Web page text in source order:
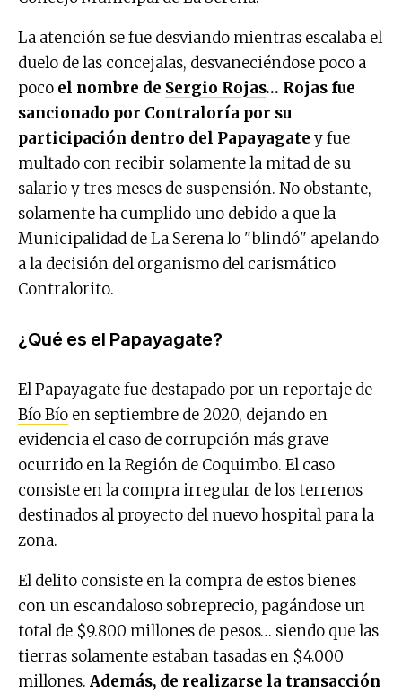
La atención se fue desviando mientras escalaba el
duelo de las concejalas, desvaneciéndose poco a
poco el nombre de Sergio Rojas… Rojas fue
sancionado por Contraloría por su
participación dentro del Papayagate y fue
multado con recibir solamente la mitad de su
salario y tres meses de suspensión. No obstante,
solamente ha cumplido uno debido a que la
Municipalidad de La Serena lo "blindó" apelando
a la decisión del organismo del carismático
Contralorito.
¿Qué es el Papayagate?
El Papayagate fue destapado por un reportaje de
Bío Bío en septiembre de 2020, dejando en
evidencia el caso de corrupción más grave
ocurrido en la Región de Coquimbo. El caso
consiste en la compra irregular de los terrenos
destinados al proyecto del nuevo hospital para la
zona.
El delito consiste en la compra de estos bienes
con un escandaloso sobreprecio, pagándose un
total de $9.800 millones de pesos… siendo que las
tierras solamente estaban tasadas en $4.000
millones. Además, de realizarse la transacción